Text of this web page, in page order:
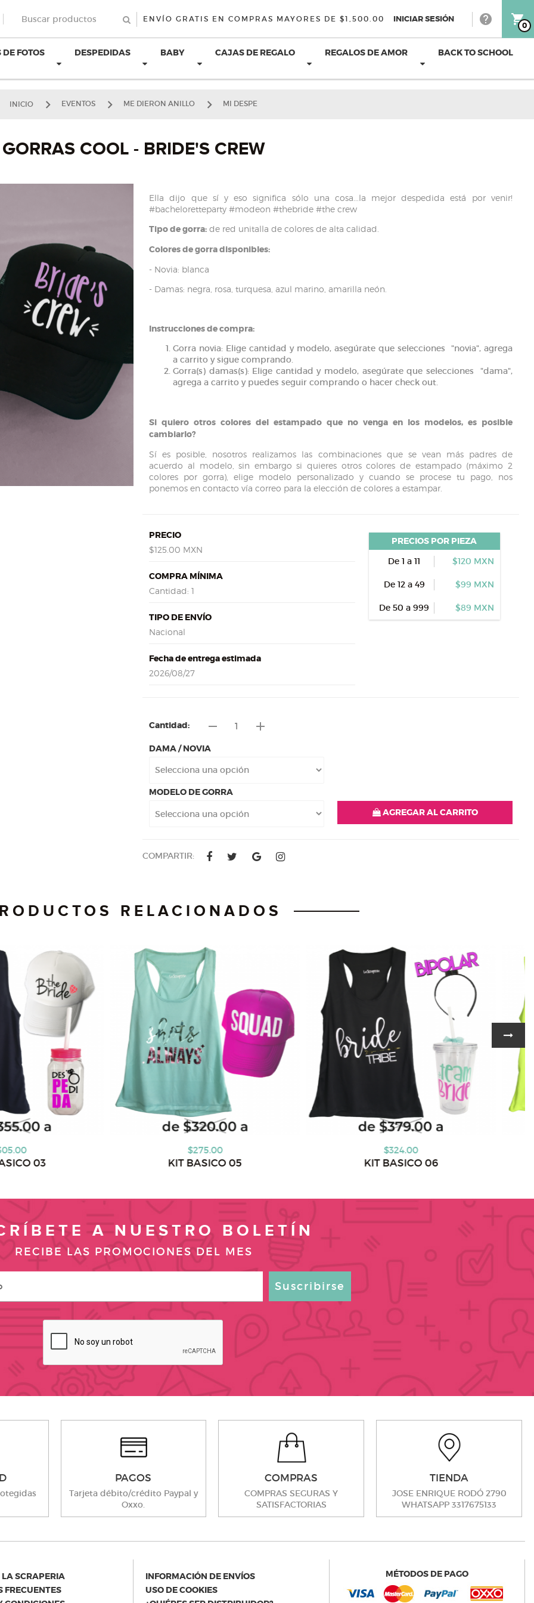
ENVÍO GRATIS EN COMPRAS MAYORES DE $1,500.00 INICIAR SESIÓN help 0
shopping_cart
FOTOS DESPEDIDAS BABY CAJAS DE REGALO REGALOS DE AMOR BACK TO SCHOOL
INICIO EVENTOS ME DIERON ANILLO MI DESPE
GORRAS COOL - BRIDE'S CREW
Ella dijo que sí y eso significa sólo una cosa...la mejor despedida está por venir!
#bacheloretteparty #modeon #thebride #the crew
Tipo de gorra: de red unitalla de colores de alta calidad.
Colores de gorra disponibles:
- Novia: blanca
- Damas: negra, rosa, turquesa, azul marino, amarilla neón.
Instrucciones de compra:
Gorra novia: Elige cantidad y modelo, asegúrate que selecciones "novia", agrega
a carrito y sigue comprando.
Gorra(s) damas(s): Elige cantidad y modelo, asegúrate que selecciones "dama",
agrega a carrito y puedes seguir comprando o hacer check out.
Si quiero otros colores del estampado que no venga en los modelos, es posible
cambiarlo?
Sí es posible, nosotros realizamos las combinaciones que se vean más padres de
acuerdo al modelo, sin embargo si quieres otros colores de estampado (máximo 2
colores por gorra), elige modelo personalizado y cuando se procese tu pago, nos
ponemos en contacto vía correo para la elección de colores a estampar.
PRECIO
$125.00 MXN
COMPRA MÍNIMA
Cantidad: 1
TIPO DE ENVÍO
Nacional
Fecha de entrega estimada
2026/08/27
PRECIOS POR PIEZA
De 1 a 11
$120 MXN
De 12 a 49 $99 MXN
De 50 a 999 $89 MXN
Cantidad: remove add
DAMA / NOVIA
MODELO DE GORRA
AGREGAR AL CARRITO
COMPARTIR:
RELACIONADOS
KIT BASICO 05 KIT BASICO 06 KIT BASICO 07
A NUESTRO BOLETÍN
RECIBE LAS PROMOCIONES DEL MES
Suscribirse
PAGOS
Tarjeta débito/crédito Paypal y
Oxxo.
COMPRAS
COMPRAS SEGURAS Y
SATISFACTORIAS
TIENDA
JOSE ENRIQUE RODÓ 2790
WHATSAPP 3317675133
SCRAPERIA
FRECUENTES
INFORMACIÓN DE ENVÍOS
USO DE COOKIES
MÉTODOS DE PAGO